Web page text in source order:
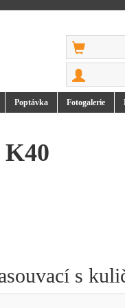
Poptávka Fotogalerie
K40
s